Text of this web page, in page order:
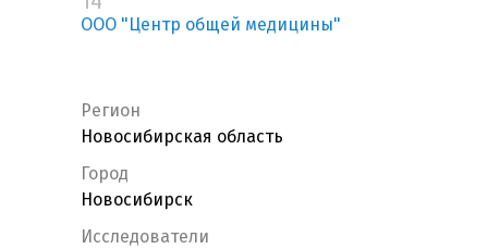
ООО "Центр общей медицины"
Регион
Новосибирская область
Город
Новосибирск
Исследователи